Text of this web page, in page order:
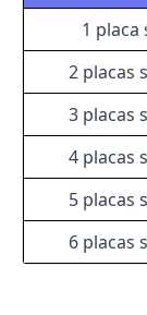
1 placa
2 placas
3 placas
4 placas
5 placas
6 placas